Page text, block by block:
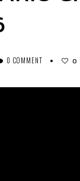
0 COMMENT 0